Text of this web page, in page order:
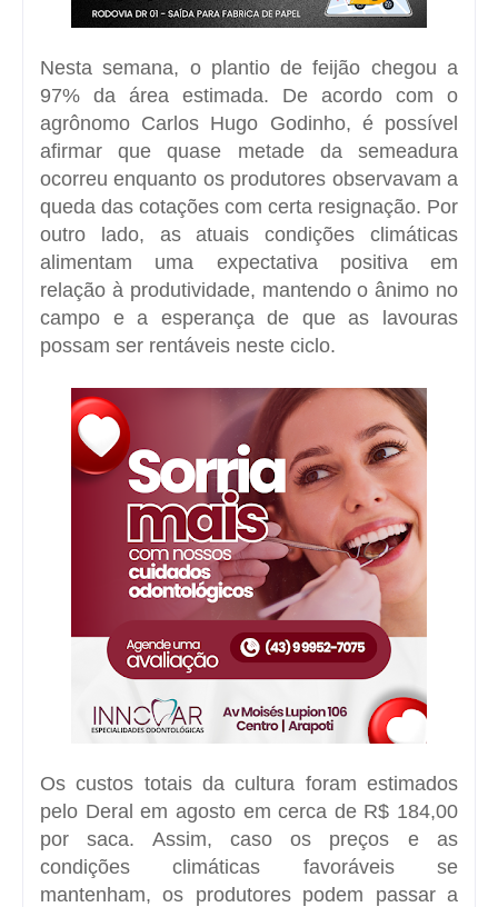
Nesta semana, o plantio de feijão chegou a
97% da área estimada. De acordo com o
agrônomo Carlos Hugo Godinho, é possível
afirmar que quase metade da semeadura
ocorreu enquanto os produtores observavam a
queda das cotações com certa resignação. Por
outro lado, as atuais condições climáticas
alimentam uma expectativa positiva em
relação à produtividade, mantendo o ânimo no
campo e a esperança de que as lavouras
possam ser rentáveis neste ciclo.
Os custos totais da cultura foram estimados
pelo Deral em agosto em cerca de R$ 184,00
por saca. Assim, caso os preços e as
condições climáticas favoráveis se
mantenham, os produtores podem passar a